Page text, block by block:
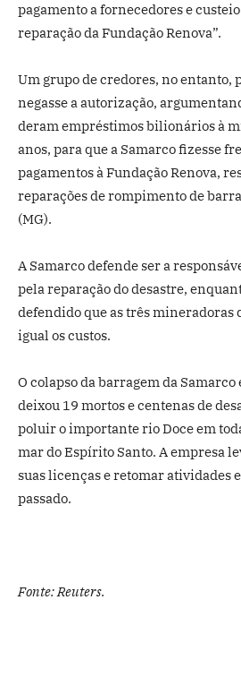
pagamento a fornecedores e custeio
reparação da Fundação Renova”.
Um grupo de credores, no entanto,
negasse a autorização,
deram empréstimos bilionários à
anos, para que a Samarco fizesse
pagamentos à Fundação Renova,
reparações de rompimento de
(MG).
A Samarco defende ser a
pela reparação do desastre,
defendido que as três
igual os custos.
O colapso da barragem da
deixou 19 mortos e centenas de
poluir o importante rio Doce em
mar do Espírito Santo. A empresa
suas licenças e retomar atividades
passado.
Fonte: Reuters.